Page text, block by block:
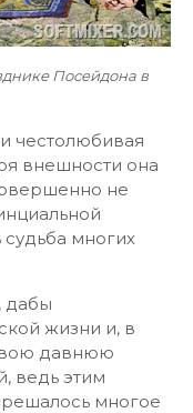
Посейдона в
честолюбивая
внешности она
не
многих
, дабы
жизни и, в
давнюю
ведь этим
многое